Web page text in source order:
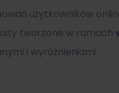
użytkowników
tworzone w ramach
i wyróżnieniami.